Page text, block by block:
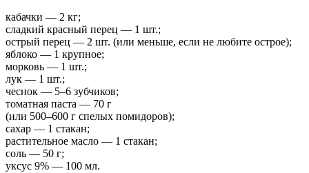
кабачки — 2 кг;
сладкий красный перец — 1 шт.;
острый перец — 2 шт. (или меньше, если не любите острое);
яблоко — 1 крупное;
морковь — 1 шт.;
лук — 1 шт.;
чеснок — 5–6 зубчиков;
томатная паста — 70 г
(или 500–600 г спелых помидоров);
сахар — 1 стакан;
растительное масло — 1 стакан;
соль — 50 г;
уксус 9% — 100 мл.